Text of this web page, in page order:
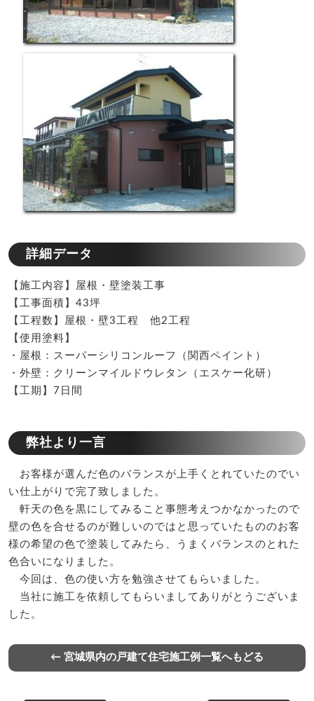
詳細データ
【施工内容】屋根・壁塗装工事
【工事面積】43坪
【工程数】屋根・壁3工程 他2工程
【使用塗料】
・屋根：スーパーシリコンルーフ（関西ペイント）
・外壁：クリーンマイルドウレタン（エスケー化研）
【工期】7日間
弊社より一言
お客様が選んだ色のバランスが上手くとれていたのでい
い仕上がりで完了致しました。
軒天の色を黒にしてみること事態考えつかなかったので
壁の色を合せるのが難しいのではと思っていたもののお客
様の希望の色で塗装してみたら、うまくバランスのとれた
色合いになりました。
今回は、色の使い方を勉強させてもらいました。
当社に施工を依頼してもらいましてありがとうございま
した。
← 宮城県内の戸建て住宅施工例一覧へもどる